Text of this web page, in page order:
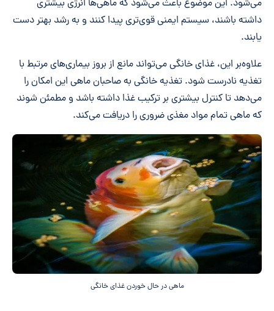
می‌شود. این موضوع باعث می‌شود که ماهی‌ها انرژی بیشتری
داشته باشند، سیستم ایمنی قوی‌تری پیدا کنند و به رشد بهتر دست
یابند.
علاوه‌بر این، غذای خانگی می‌تواند مانع از بروز بیماری‌های مرتبط با
تغذیه نادرست شود. تغذیه خانگی به صاحبان ماهی‌ این امکان را
می‌دهد تا کنترل بیشتری بر ترکیب غذا داشته باشد و مطمئن شوند
که ماهی تمام مواد مغذی ضروری را دریافت می‌کند.
ماهی در حال خوردن غذای خانگی